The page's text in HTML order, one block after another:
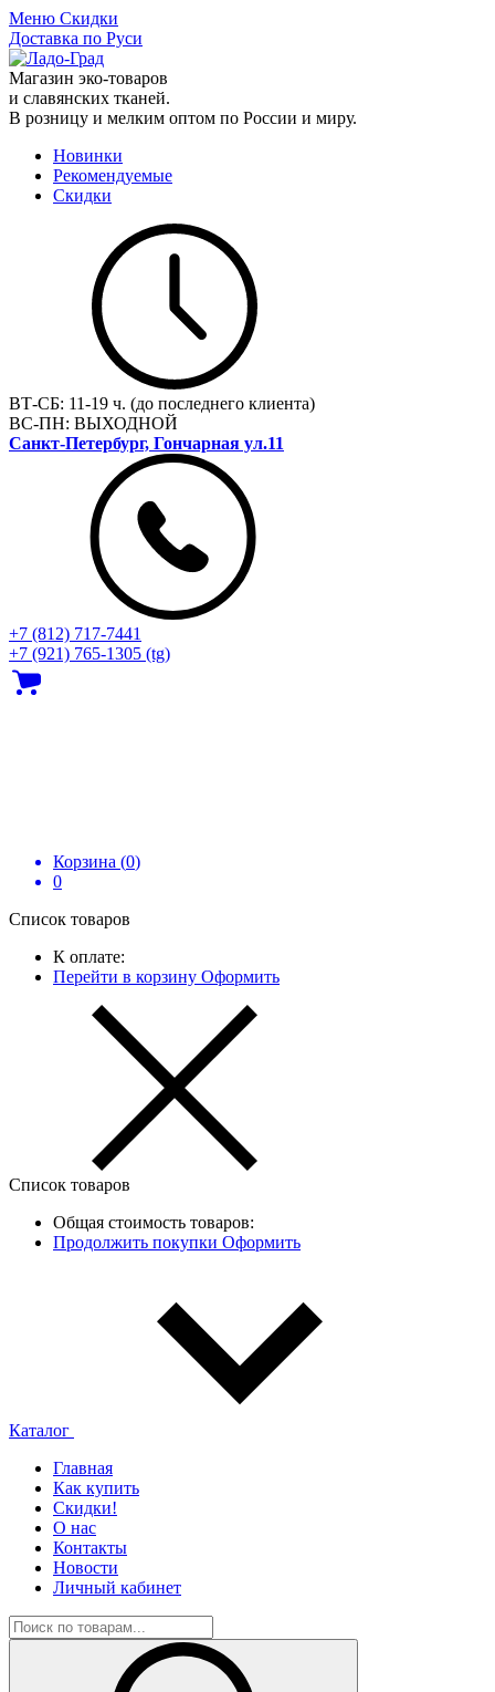
Меню Скидки
Доставка по Руси
Магазин эко-товаров
и славянских тканей.
В розницу и мелким оптом по России и миру.
Новинки
Рекомендуемые
Скидки
ВТ-СБ: 11-19 ч. (до последнего клиента)
ВС-ПН: ВЫХОДНОЙ
Санкт-Петербург, Гончарная ул.11
+7 (812) 717‑7441
+7 (921) 765-1305 (tg)
Корзина (0)
0
Список товаров
К оплате:
Перейти в корзину Оформить
Список товаров
Общая стоимость товаров:
Продолжить покупки Оформить
Каталог
Главная
Как купить
Скидки!
О нас
Контакты
Новости
Личный кабинет